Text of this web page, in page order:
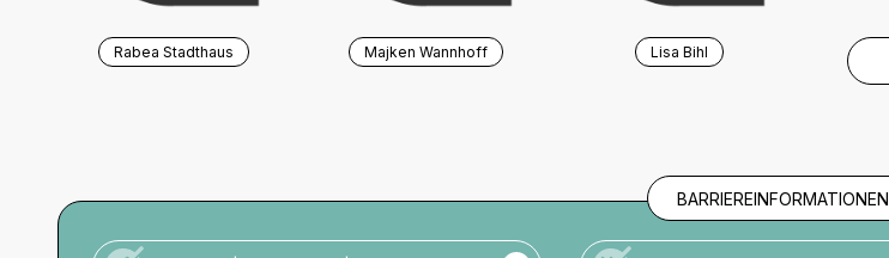
BARRIEREINFORMATIONEN
Rabea Stadthaus Majken Wannhoff Lisa Bihl